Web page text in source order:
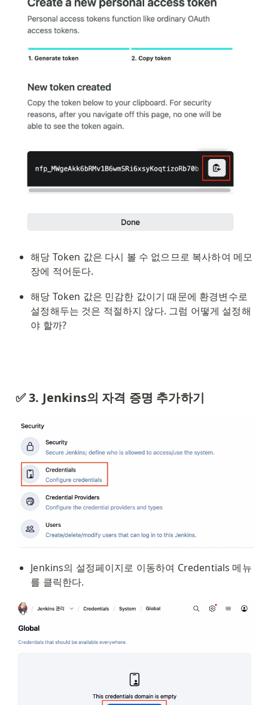
해당 Token 값은 다시 볼 수 없으므로 복사하여 메모
장에 적어둔다.
해당 Token 값은 민감한 값이기 때문에 환경변수로
설정해두는 것은 적절하지 않다. 그럼 어떻게 설정해
야 할까?
✅ 3. Jenkins의 자격 증명 추가하기
Jenkins의 설정페이지로 이동하여 Credentials 메뉴
를 클릭한다.